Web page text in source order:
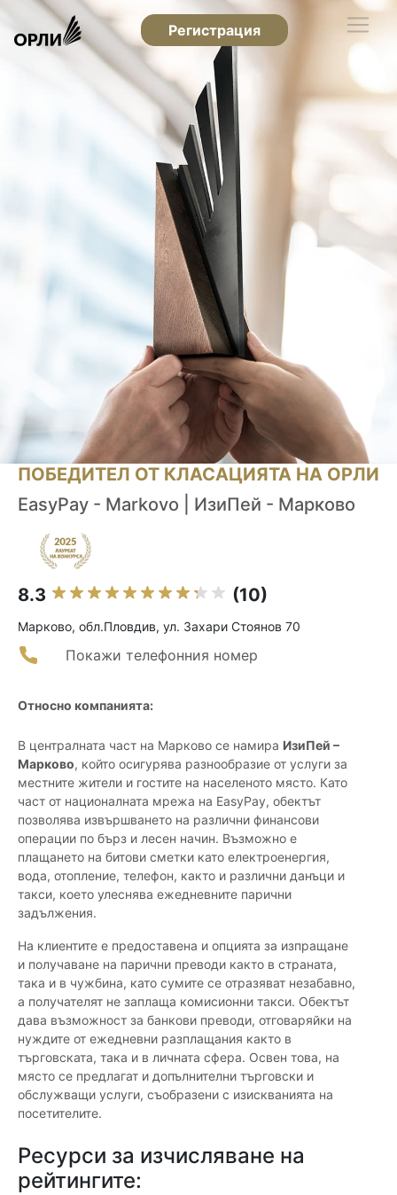
Регистрация
ПОБЕДИТЕЛ ОТ КЛАСАЦИЯТА НА ОРЛИ
EasyPay - Markovo | ИзиПей - Марково
8.3 (10)
Марково, обл.Пловдив, ул. Захари Стоянов 70
Покажи телефонния номер
Относно компанията:
В централната част на Марково се намира ИзиПей –
Марково, който осигурява разнообразие от услуги за
местните жители и гостите на населеното място. Като
част от националната мрежа на EasyPay, обектът
позволява извършването на различни финансови
операции по бърз и лесен начин. Възможно е
плащането на битови сметки като електроенергия,
вода, отопление, телефон, както и различни данъци и
такси, което улеснява ежедневните парични
задължения.
На клиентите е предоставена и опцията за изпращане
и получаване на парични преводи както в страната,
така и в чужбина, като сумите се отразяват незабавно,
а получателят не заплаща комисионни такси. Обектът
дава възможност за банкови преводи, отговаряйки на
нуждите от ежедневни разплащания както в
търговската, така и в личната сфера. Освен това, на
място се предлагат и допълнителни търговски и
обслужващи услуги, съобразени с изискванията на
посетителите.
Ресурси за изчисляване на
рейтингите: